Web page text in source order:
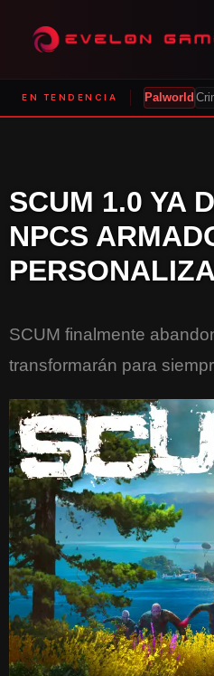
EN TENDENCIA Palworld
SCUM 1.0 YA
NPCS
SCUM finalmente
transformarán para